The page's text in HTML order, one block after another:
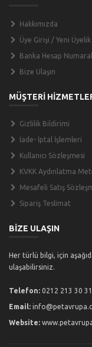
Hakkımızda
Üye Girişi / Yeni Üyelik
Banka Hesap
Bize Ulaşın
MÜŞTERİ
Gizlilik Bildirimi
İade- İptal İşlemleri
Kullanıcı Sözleşmesi
KVKK Aydınlatma
Mesafeli Satış
Sipariş Teslimat
BİZE ULAŞIN
Her türlü bilgi, için
ulaşabilirsiniz.
Telefon: 0212 213 30 31
Email:
Website: